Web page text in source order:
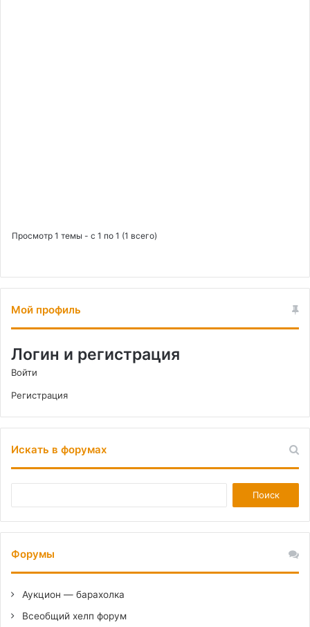
Просмотр 1 темы - с 1 по 1 (1 всего)
Мой профиль
Логин и регистрация
Войти
Регистрация
Искать в форумах
Форумы
Аукцион — барахолка
Всеобщий хелп форум